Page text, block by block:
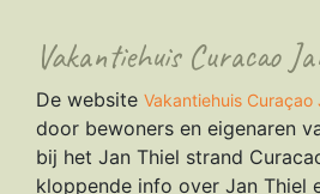
Vakantiehuis Curacao
De website Vakantiehuis Curaçao
door bewoners en eigenaren
bij het Jan Thiel strand
kloppende info over Jan Thiel